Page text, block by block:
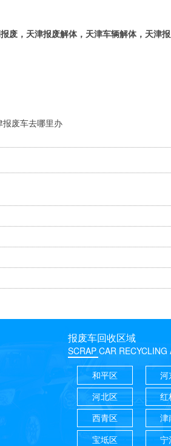
废，天津报废解体，天津车辆解体，天
报废车去哪里办
报废车回收区域
SCRAP CAR RECYCLING
和平区 河
河北区
红
西青区
津
宝坻区
宁